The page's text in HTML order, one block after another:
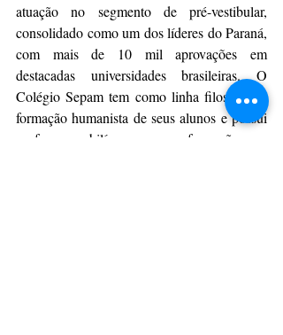
atuação no segmento de pré-vestibular,
consolidado como um dos líderes do Paraná,
com mais de 10 mil aprovações em
destacadas universidades brasileiras. O
Colégio Sepam tem como linha filosófica a
formação humanista de seus alunos e possui
professores bilíngues com formação em